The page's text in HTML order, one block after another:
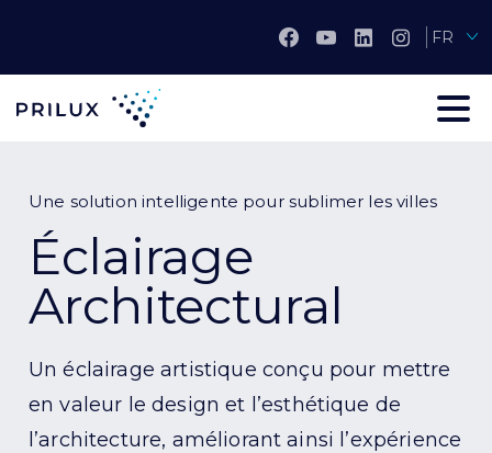
FR
Une solution intelligente pour sublimer les villes
Éclairage
Architectural
Un éclairage artistique conçu pour mettre
en valeur le design et l’esthétique de
l’architecture, améliorant ainsi l’expérience